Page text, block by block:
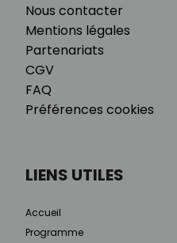
Nous contacter
Mentions légales
Partenariats
CGV
FAQ
Préférences cookies
LIENS UTILES
Accueil
Programme